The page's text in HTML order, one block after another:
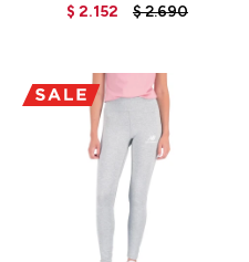
INCH - MS31245BK - BLACK
$ 2.152 $2.690